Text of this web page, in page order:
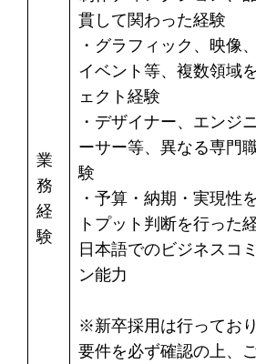
業
務
経
験
貫して関わった経験
・グラフィック、映像
イベント等、複数領域
ェクト経験
・デザイナー、エンジ
ーサー等、異なる専門
験
・予算・納期・実現性
トプット判断を行った
日本語でのビジネスコ
ン能力
※新卒採用は行ってお
要件を必ず確認の上、